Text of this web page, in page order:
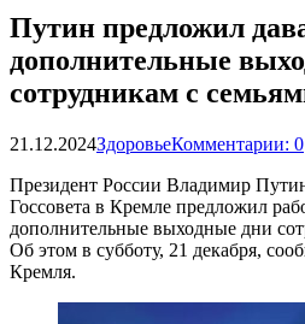
Путин предложил
дополнительные
сотрудникам с
21.12.2024ЗдоровьеКомментарии: 0
Президент России Владимир
Госсовета в Кремле предложил
дополнительные выходные дни
Об этом в субботу, 21 декабря,
Кремля.